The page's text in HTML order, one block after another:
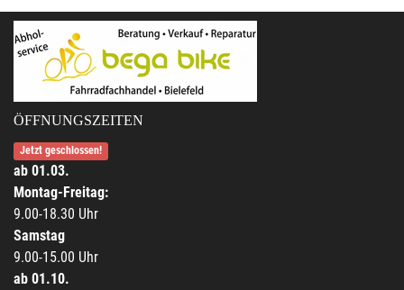
ÖFFNUNGSZEITEN
Jetzt geschlossen!
ab 01.03.
Montag-Freitag:
9.00-18.30 Uhr
Samstag
9.00-15.00 Uhr
ab 01.10.